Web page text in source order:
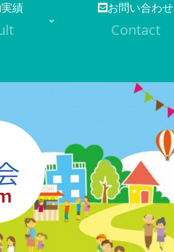
績 お問い合わせ
Contact